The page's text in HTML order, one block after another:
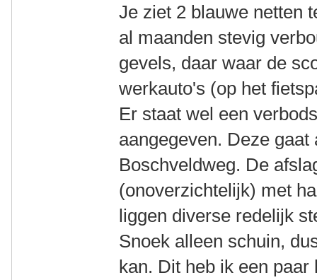
Je ziet 2 blauwe netten
al maanden stevig
gevels, daar waar de
werkauto's (op het
Er staat wel een
aangegeven. Deze
Boschveldweg. De
(onoverzichtelijk) met
liggen diverse redelijk
Snoek alleen schuin,
kan. Dit heb ik een